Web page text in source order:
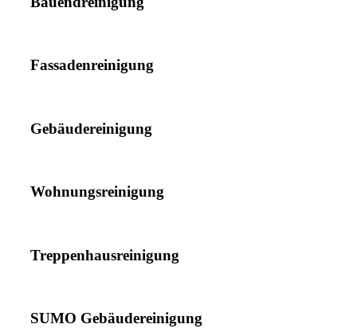
Fassadenreinigung
Gebäudereinigung
Wohnungsreinigung
Treppenhausreinigung
SUMO Gebäudereinigung